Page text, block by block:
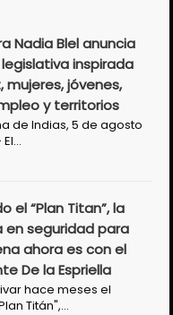
Nadia Blel anuncia
inspirada
mujeres, jóvenes,
y territorios
de Indias, 5 de agosto
el “Plan Titan”, la
en seguridad para
ahora es con el
De la Espriella
hace meses el
Titán",…